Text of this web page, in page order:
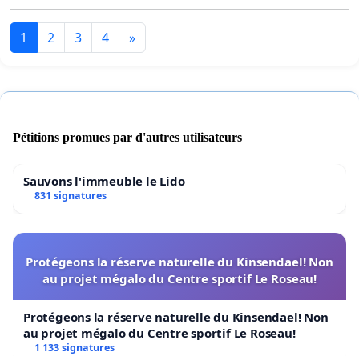
1 2 3 4 »
Pétitions promues par d'autres utilisateurs
Sauvons l'immeuble le Lido
831 signatures
Protégeons la réserve naturelle du Kinsendael! Non
au projet mégalo du Centre sportif Le Roseau!
Protégeons la réserve naturelle du Kinsendael! Non
au projet mégalo du Centre sportif Le Roseau!
1 133 signatures